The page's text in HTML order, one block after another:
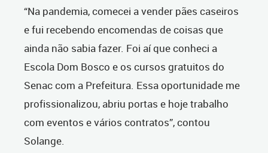
“Na pandemia, comecei a vender pães caseiros
e fui recebendo encomendas de coisas que
ainda não sabia fazer. Foi aí que conheci a
Escola Dom Bosco e os cursos gratuitos do
Senac com a Prefeitura. Essa oportunidade me
profissionalizou, abriu portas e hoje trabalho
com eventos e vários contratos”, contou
Solange.